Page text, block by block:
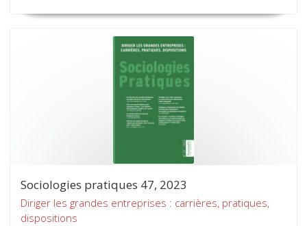
Sociologies pratiques 47, 2023
Diriger les grandes entreprises : carrières, pratiques,
dispositions